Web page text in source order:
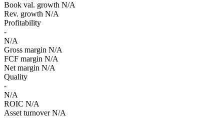
Book val. growth N/A
Rev. growth N/A
Profitability
-
N/A
Gross margin N/A
FCF margin N/A
Net margin N/A
Quality
-
N/A
ROIC N/A
Asset turnover N/A